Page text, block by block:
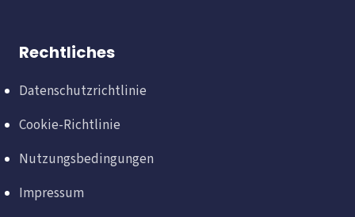
Rechtliches
Datenschutzrichtlinie
Cookie-Richtlinie
Nutzungsbedingungen
Impressum